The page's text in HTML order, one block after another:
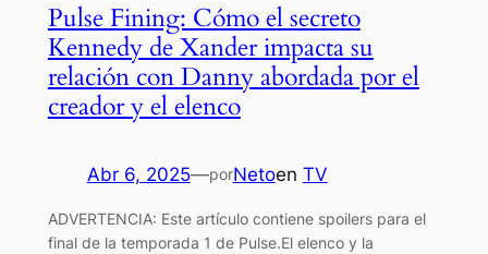
Pulse Fining: Cómo el secreto
Kennedy de Xander impacta su
relación con Danny abordada por el
creador y el elenco
Abr 6, 2025—porNetoen TV
ADVERTENCIA: Este artículo contiene spoilers para el
final de la temporada 1 de Pulse.El elenco y la